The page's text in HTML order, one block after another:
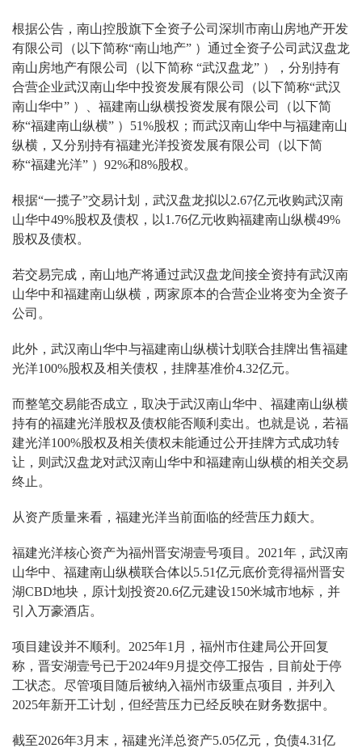
根据公告，南山控股旗下全资子公司深圳市南山房地产开发
有限公司（以下简称“南山地产” ）通过全资子公司武汉盘龙
南山房地产有限公司（以下简称 “武汉盘龙” ），分别持有
合营企业武汉南山华中投资发展有限公司（以下简称“武汉
南山华中” ）、福建南山纵横投资发展有限公司（以下简
称“福建南山纵横” ）51%股权；而武汉南山华中与福建南山
纵横，又分别持有福建光洋投资发展有限公司（以下简
称“福建光洋” ）92%和8%股权。
根据“一揽子”交易计划，武汉盘龙拟以2.67亿元收购武汉南
山华中49%股权及债权，以1.76亿元收购福建南山纵横49%
股权及债权。
若交易完成，南山地产将通过武汉盘龙间接全资持有武汉南
山华中和福建南山纵横，两家原本的合营企业将变为全资子
公司。
此外，武汉南山华中与福建南山纵横计划联合挂牌出售福建
光洋100%股权及相关债权，挂牌基准价4.32亿元。
而整笔交易能否成立，取决于武汉南山华中、福建南山纵横
持有的福建光洋股权及债权能否顺利卖出。也就是说，若福
建光洋100%股权及相关债权未能通过公开挂牌方式成功转
让，则武汉盘龙对武汉南山华中和福建南山纵横的相关交易
终止。
从资产质量来看，福建光洋当前面临的经营压力颇大。
福建光洋核心资产为福州晋安湖壹号项目。2021年，武汉南
山华中、福建南山纵横联合体以5.51亿元底价竞得福州晋安
湖CBD地块，原计划投资20.6亿元建设150米城市地标，并
引入万豪酒店。
项目建设并不顺利。2025年1月，福州市住建局公开回复
称，晋安湖壹号已于2024年9月提交停工报告，目前处于停
工状态。尽管项目随后被纳入福州市级重点项目，并列入
2025年新开工计划，但经营压力已经反映在财务数据中。
截至2026年3月末，福建光洋总资产5.05亿元，负债4.31亿